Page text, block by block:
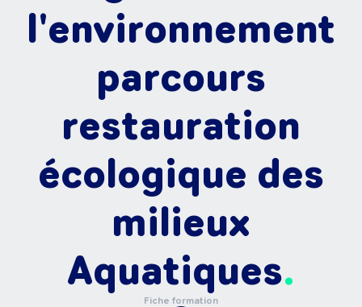
l'environnement
parcours
restauration
écologique des
milieux
Aquatiques
Fiche formation